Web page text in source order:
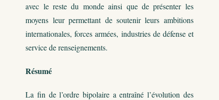
avec le reste du monde ainsi que de présenter les
moyens leur permettant de soutenir leurs ambitions
internationales, forces armées, industries de défense et
service de renseignements.
Résumé
La fin de l’ordre bipolaire a entraîné l’évolution des